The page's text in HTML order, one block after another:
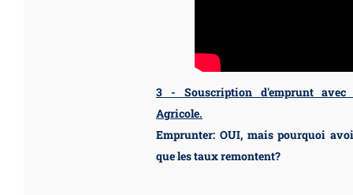
3 - Souscription d'emprunt avec
Agricole.
Emprunter: OUI, mais pourquoi
que les taux remontent?